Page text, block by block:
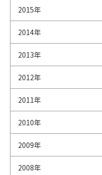
2015年
2014年
2013年
2012年
2011年
2010年
2009年
2008年